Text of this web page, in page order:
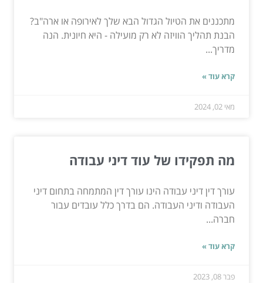
מתכננים את הטיול הגדול הבא שלך לאירופה או ארה"ב?
הבנת תהליך הוויזה לא רק מועילה - היא חיונית. הנה
מדריך...
קרא עוד »
מאי 02, 2024
מה תפקידו של עוד דיני עבודה
עורך דין דיני עבודה הינו עורך דין המתמחה בתחום דיני
העבודה ודיני העבודה. הם בדרך כלל עובדים עבור
חברה...
קרא עוד »
פבר 08, 2023